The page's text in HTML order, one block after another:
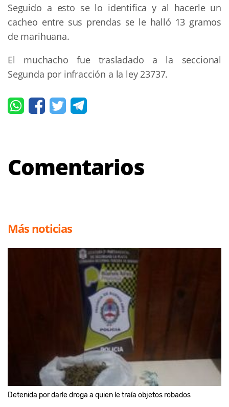
Seguido a esto se lo identifica y al hacerle un
cacheo entre sus prendas se le halló 13 gramos
de marihuana.
El muchacho fue trasladado a la seccional
Segunda por infracción a la ley 23737.
Comentarios
Más noticias
Detenida por darle droga a quien le traía objetos robados